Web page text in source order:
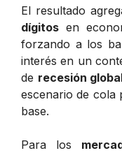
El resultado
dígitos en
forzando a los
interés en un
de recesión
escenario de cola
base.
Para los